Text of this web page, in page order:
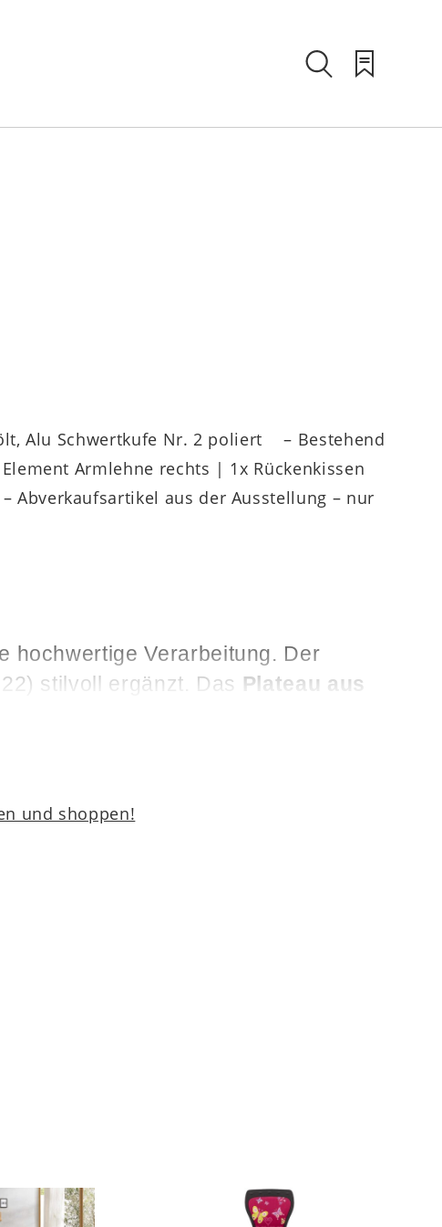
Alu Schwertkufe Nr. 2 poliert – Bestehend
Armlehne rechts | 1x Rückenkissen
Abverkaufsartikel aus der Ausstellung – nur
hochwertige Verarbeitung. Der
stilvoll ergänzt. Das Plateau aus
und shoppen!